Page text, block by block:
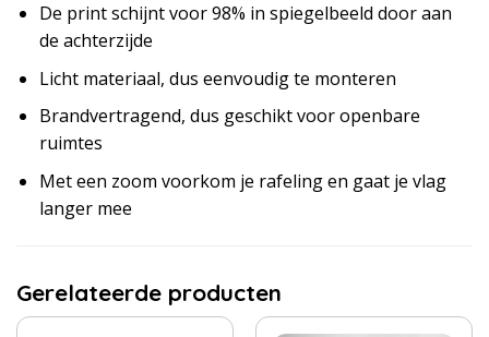
De print schijnt voor 98% in spiegelbeeld door aan
de achterzijde
Licht materiaal, dus eenvoudig te monteren
Brandvertragend, dus geschikt voor openbare
ruimtes
Met een zoom voorkom je rafeling en gaat je vlag
langer mee
Gerelateerde producten